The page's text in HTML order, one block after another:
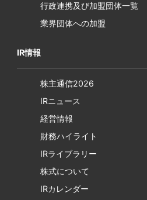
行政連携及び加盟団体一覧
業界団体への加盟
IR情報
株主通信2026
IRニュース
経営情報
財務ハイライト
IRライブラリー
株式について
IRカレンダー